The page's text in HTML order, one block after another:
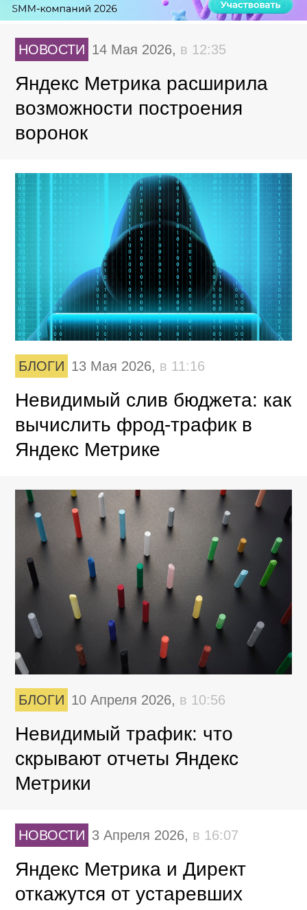
НОВОСТИ 14 Мая 2026, в 12:35
Яндекс Метрика расширила
возможности построения
воронок
БЛОГИ 13 Мая 2026, в 11:16
Невидимый слив бюджета: как
вычислить фрод-трафик в
Яндекс Метрике
БЛОГИ 10 Апреля 2026, в 10:56
Невидимый трафик: что
скрывают отчеты Яндекс
Метрики
НОВОСТИ 3 Апреля 2026, в 16:07
Яндекс Метрика и Директ
откажутся от устаревших